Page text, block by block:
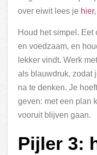
over eiwit lees je hier
Houd het simpel.
en voedzaam, en
lekker vindt. Werk
als blauwdruk, zodat
na te denken. Je
geven: met een plan
vooruit blijven gaan.
Pijler 3: